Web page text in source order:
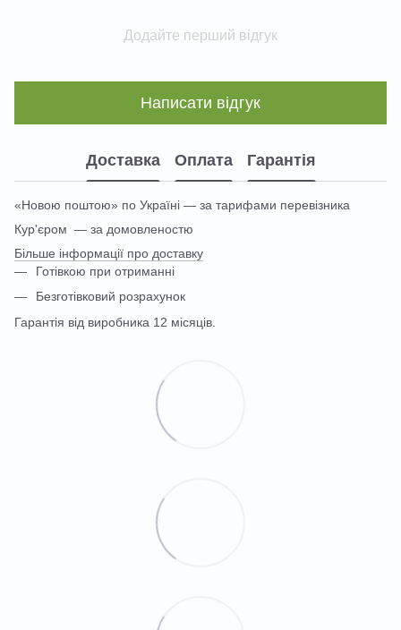
Додайте перший відгук
Написати відгук
Доставка Оплата Гарантія
«Новою поштою» по Україні — за тарифами перевізника
Кур'єром — за домовленостю
Більше інформації про доставку
Готівкою при отриманні
Безготівковий розрахунок
Гарантія від виробника 12 місяців.